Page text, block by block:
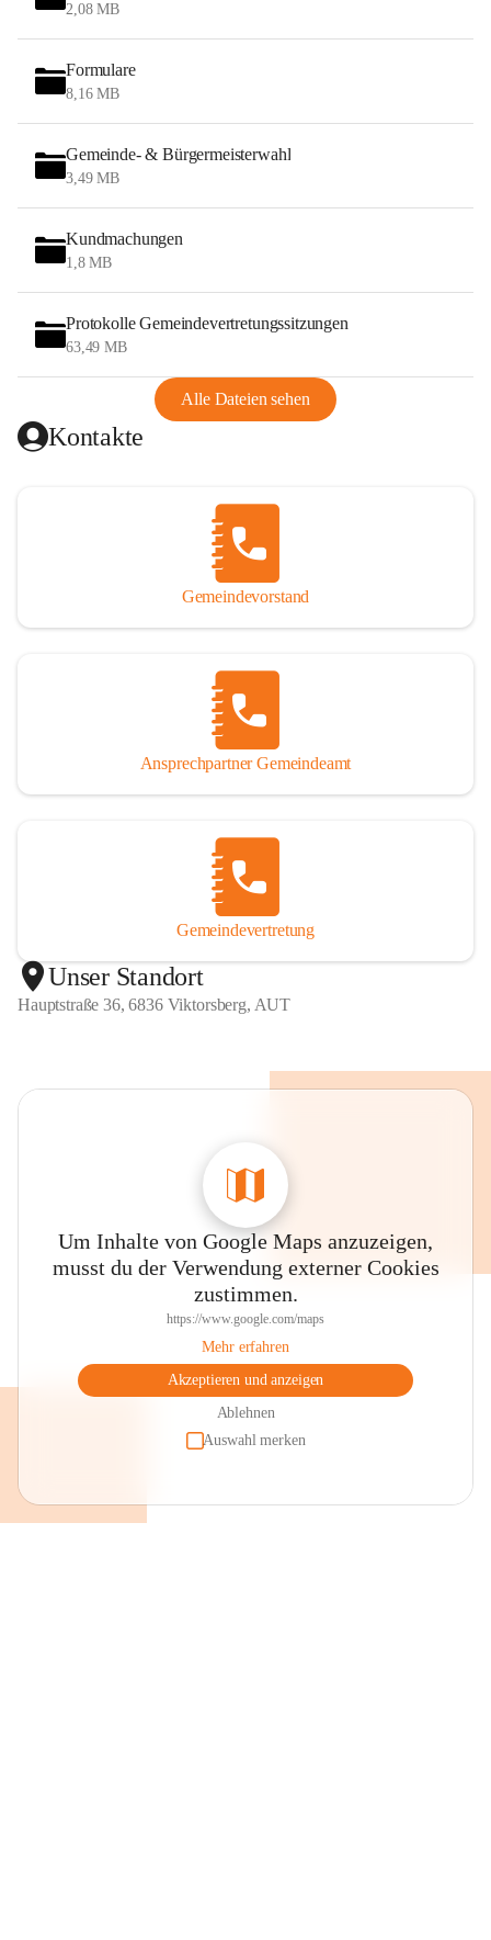
2,08 MB
Formulare
8,16 MB
Gemeinde- & Bürgermeisterwahl
3,49 MB
Kundmachungen
1,8 MB
Protokolle Gemeindevertretungssitzungen
63,49 MB
Alle Dateien sehen
Kontakte
Gemeindevorstand
Ansprechpartner Gemeindeamt
Gemeindevertretung
Unser Standort
Hauptstraße 36, 6836 Viktorsberg, AUT
Um Inhalte von Google Maps anzuzeigen,
musst du der Verwendung externer Cookies
zustimmen.
https://www.google.com/maps
Mehr erfahren
Akzeptieren und anzeigen
Ablehnen
Auswahl merken